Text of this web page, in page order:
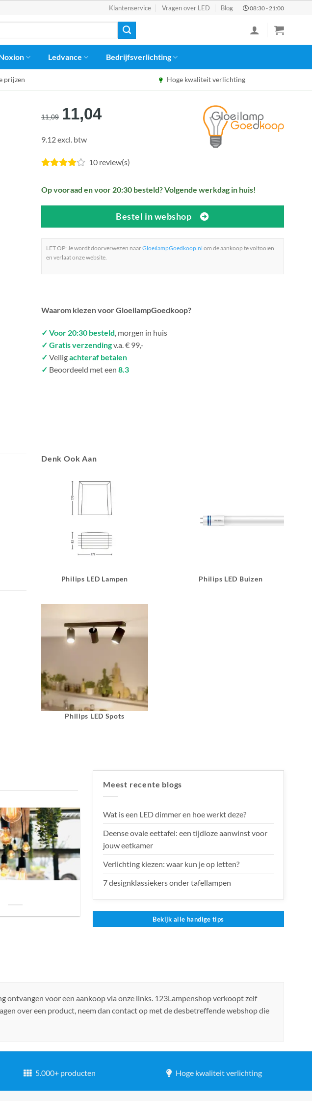
Klantenservice Vragen over LED Blog 08:30 - 21:00
Ledvance Bedrijfsverlichting
prijzen Hoge kwaliteit verlichting
11,09 Oorspronkelijke
was:
€11,09.
11,04Huidige
€11,04.
9.12 excl. btw
10 review(s)
Op vooraad en voor 20:30 besteld? Volgende werkdag in huis!
Bestel in webshop
LET OP: Je wordt doorverwezen naarGloeilampGoedkoop.nl om de aankoop te voltooien
en verlaat onze website.
Waarom kiezen voor GloeilampGoedkoop?
✓ Voor 20:30 besteld, morgen in huis
✓ Gratis verzendingv.a. € 99,-
✓ Veiligachteraf betalen
✓ Beoordeeld met een 8.3
Denk Ook Aan
Philips LED Lampen Philips LED Buizen
Philips LED Spots
Meest recente blogs
Wat is een LED dimmer en hoe werkt deze?
Deense ovale eettafel: een tijdloze aanwinst voor
jouw eetkamer
Verlichting kiezen: waar kun je op letten?
7 designklassiekers onder tafellampen
Bekijk alle handige tips
voor een aankoop via onze links. 123Lampenshop verkoopt zelf
over een product, neem dan contact op met de desbetreffende webshop die
5.000+ producten Hoge kwaliteit verlichting